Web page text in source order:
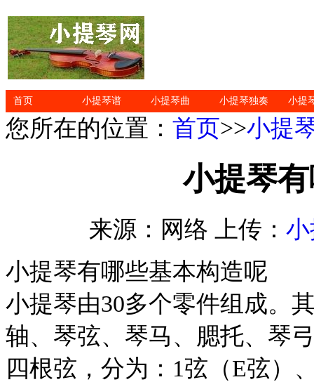
首页 小提琴谱 小提琴曲 小提琴独奏 小提
您所在的位置： 首页>>小提
小提琴
来源：网络 上传：
小提琴有哪些基本构造呢
小提琴由30多个零件组成。
轴、琴弦、琴马、腮托、琴
四根弦，分为：1弦（E弦）